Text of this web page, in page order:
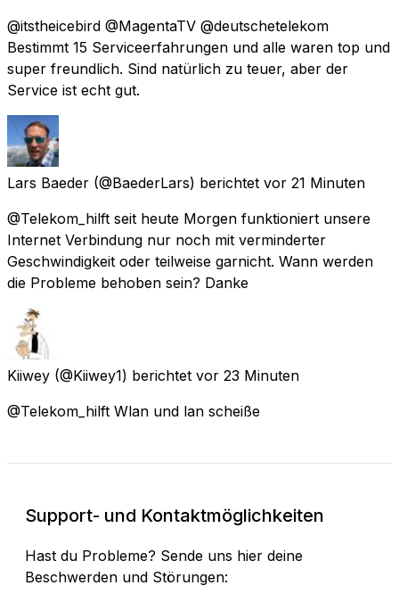
@itstheicebird @MagentaTV @deutschetelekom
Bestimmt 15 Serviceerfahrungen und alle waren top und
super freundlich. Sind natürlich zu teuer, aber der
Service ist echt gut.
Lars Baeder (@BaederLars) berichtet vor 21 Minuten
@Telekom_hilft seit heute Morgen funktioniert unsere
Internet Verbindung nur noch mit verminderter
Geschwindigkeit oder teilweise garnicht. Wann werden
die Probleme behoben sein? Danke
Kiiwey (@Kiiwey1) berichtet vor 23 Minuten
@Telekom_hilft Wlan und lan scheiße
Support- und Kontaktmöglichkeiten
Hast du Probleme? Sende uns hier deine
Beschwerden und Störungen: